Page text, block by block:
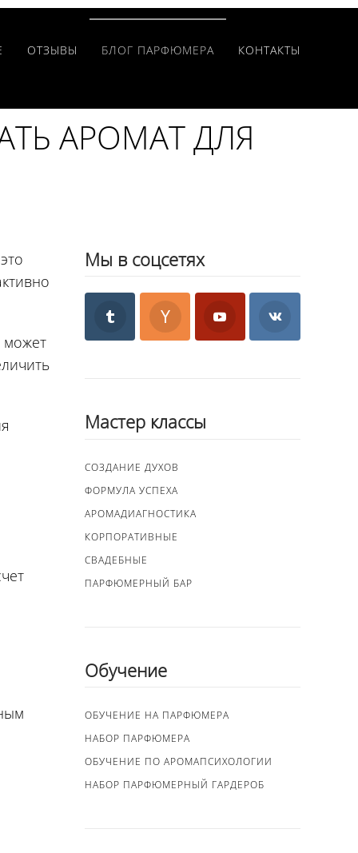
ОТЗЫВЫ БЛОГ ПАРФЮМЕРА КОНТАКТЫ
АРОМАТ ДЛЯ
может
Мы в соцсетях
Мастер классы
СОЗДАНИЕ ДУХОВ
ФОРМУЛА УСПЕХА
АРОМАДИАГНОСТИКА
КОРПОРАТИВНЫЕ
СВАДЕБНЫЕ
ПАРФЮМЕРНЫЙ БАР
Обучение
ОБУЧЕНИЕ НА ПАРФЮМЕРА
НАБОР ПАРФЮМЕРА
ОБУЧЕНИЕ ПО АРОМАПСИХОЛОГИИ
НАБОР ПАРФЮМЕРНЫЙ ГАРДЕРОБ